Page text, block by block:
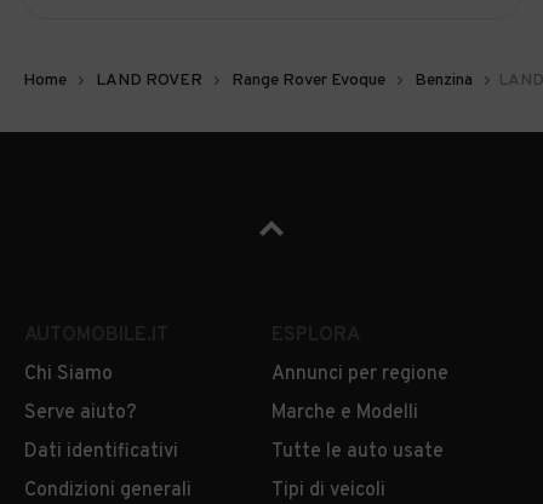
Home LAND ROVER Range Rover Evoque Benzina
Chi Siamo
Serve aiuto?
Dati identificativi
Condizioni generali
Annunci per regione
Marche e Modelli
Tutte le auto usate
Tipi di veicoli